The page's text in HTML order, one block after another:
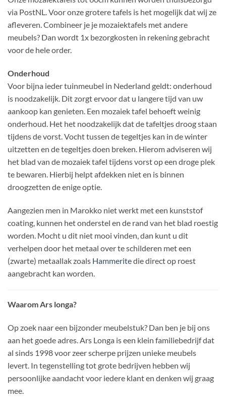
via PostNL. Voor onze grotere tafels is het mogelijk dat wij ze
afleveren. Combineer je je mozaiektafels met andere
meubels? Dan wordt 1x bezorgkosten in rekening gebracht
voor de hele order.
Onderhoud
Voor bijna ieder tuinmeubel in Nederland geldt: onderhoud
is noodzakelijk. Dit zorgt ervoor dat u langere tijd van uw
aankoop kan genieten. Een mozaiek tafel behoeft weinig
onderhoud. Het het noodzakelijk dat de tafeltjes droog staan
tijdens de vorst. Vocht tussen de tegeltjes kan in de winter
uitzetten en de tegeltjes doen breken. Hierom adviseren wij
het blad van de mozaiek tafel tijdens vorst op een droge plek
te bewaren. Hierbij helpt afdekken niet en is binnen
droogzetten de enige optie.
Aangezien men in Marokko niet werkt met een kunststof
coating, kunnen het onderstel en de rand van het blad roestig
worden. Mocht u dit niet mooi vinden, dan kunt u dit
verhelpen door het metaal over te schilderen met een
(zwarte) metaallak zoals Hammeritedie direct op roest
aangebracht kan worden.
Waarom Ars longa?
Op zoek naar een bijzonder meubelstuk? Dan ben je bij ons
aan het goede adres. Ars Longa is een klein familiebedrijf dat
al sinds 1998 voor zeer scherpe prijzen unieke meubels
levert. In tegenstelling tot grote bedrijven hebben wij
persoonlijke aandacht voor iedere klant en denken wij graag
mee.